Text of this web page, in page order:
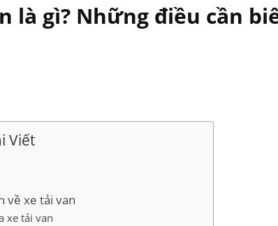
là gì? Những điều cần
Viết
về xe tải van
xe tải van